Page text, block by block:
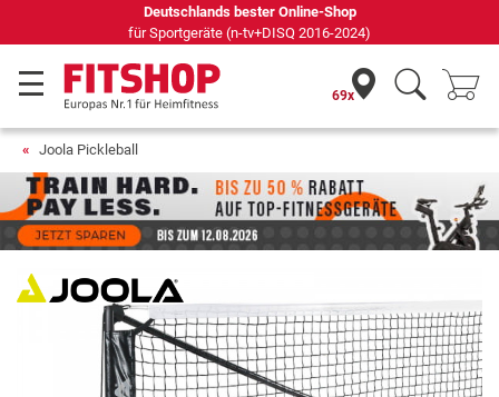
Deutschlands bester Online-Shop
für Sportgeräte (n-tv+DISQ 2016-2024)
69x
Joola Pickleball